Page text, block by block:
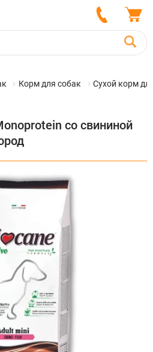
Корм для собак Сухой корм
со свининой